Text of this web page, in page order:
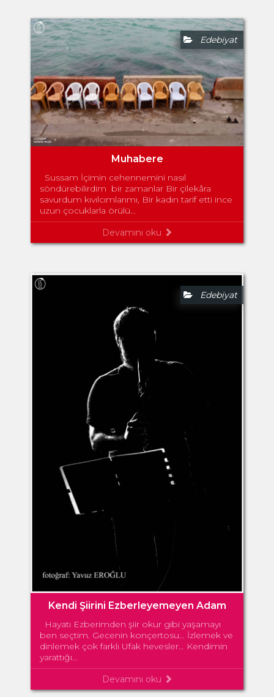
Edebiyat
Muhabere
Sussam İçimin cehennemini nasıl
söndürebilirdim bir zamanlar Bir çilekâra
savurdum kıvılcımlarımı, Bir kadın tarif etti ince
uzun çocuklarla örülü...
Devamını oku
Edebiyat
Kendi Şiirini Ezberleyemeyen Adam
Hayatı Ezberimden şiir okur gibi yaşamayı
ben seçtim. Gecenin konçertosu… İzlemek ve
dinlemek çok farklı Ufak hevesler… Kendimin
yarattığı...
Devamını oku